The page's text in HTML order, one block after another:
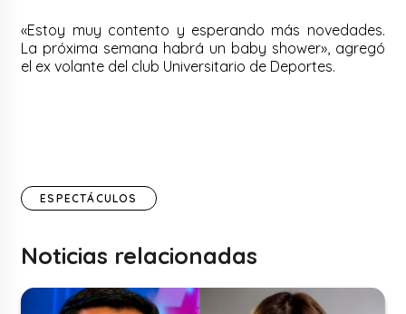
«Estoy muy contento y esperando más novedades.
La próxima semana habrá un baby shower», agregó
el ex volante del club Universitario de Deportes.
ESPECTÁCULOS
Noticias relacionadas